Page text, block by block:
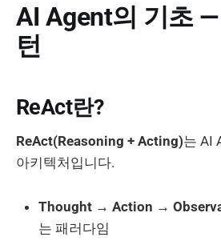
AI Agent의 기초
턴
ReAct란?
ReAct(Reasoning + Acting)는 AI
아키텍처입니다.
Thought → Action →
는 패러다임